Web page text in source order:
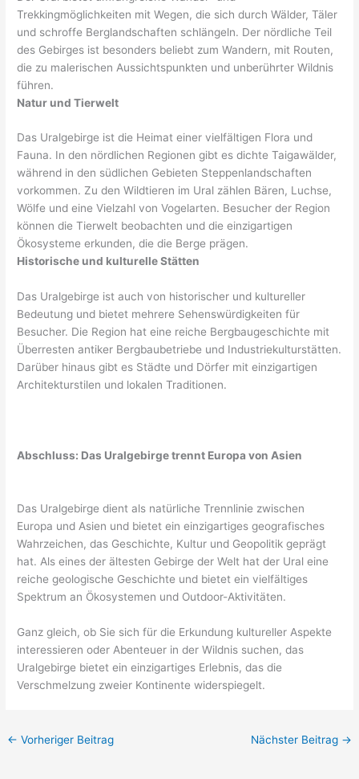
Trekkingmöglichkeiten mit Wegen, die sich durch Wälder, Täler
und schroffe Berglandschaften schlängeln. Der nördliche Teil
des Gebirges ist besonders beliebt zum Wandern, mit Routen,
die zu malerischen Aussichtspunkten und unberührter Wildnis
führen.
Natur und Tierwelt
Das Uralgebirge ist die Heimat einer vielfältigen Flora und
Fauna. In den nördlichen Regionen gibt es dichte Taigawälder,
während in den südlichen Gebieten Steppenlandschaften
vorkommen. Zu den Wildtieren im Ural zählen Bären, Luchse,
Wölfe und eine Vielzahl von Vogelarten. Besucher der Region
können die Tierwelt beobachten und die einzigartigen
Ökosysteme erkunden, die die Berge prägen.
Historische und kulturelle Stätten
Das Uralgebirge ist auch von historischer und kultureller
Bedeutung und bietet mehrere Sehenswürdigkeiten für
Besucher. Die Region hat eine reiche Bergbaugeschichte mit
Überresten antiker Bergbaubetriebe und Industriekulturstätten.
Darüber hinaus gibt es Städte und Dörfer mit einzigartigen
Architekturstilen und lokalen Traditionen.
Abschluss: Das Uralgebirge trennt Europa von Asien
Das Uralgebirge dient als natürliche Trennlinie zwischen
Europa und Asien und bietet ein einzigartiges geografisches
Wahrzeichen, das Geschichte, Kultur und Geopolitik geprägt
hat. Als eines der ältesten Gebirge der Welt hat der Ural eine
reiche geologische Geschichte und bietet ein vielfältiges
Spektrum an Ökosystemen und Outdoor-Aktivitäten.
Ganz gleich, ob Sie sich für die Erkundung kultureller Aspekte
interessieren oder Abenteuer in der Wildnis suchen, das
Uralgebirge bietet ein einzigartiges Erlebnis, das die
Verschmelzung zweier Kontinente widerspiegelt.
← Vorheriger Beitrag Nächster Beitrag →